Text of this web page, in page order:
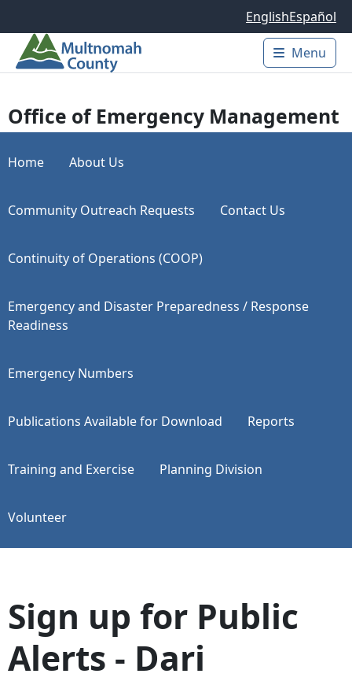
EnglishEspañol
Main
Menu
Office of Emergency Management
Home About Us
Community Outreach Requests Contact Us
Continuity of Operations (COOP)
Emergency and Disaster Preparedness / Response
Readiness
Emergency Numbers
Publications Available for Download Reports
Training and Exercise Planning Division
Volunteer
Sign up for Public
Alerts - Dari